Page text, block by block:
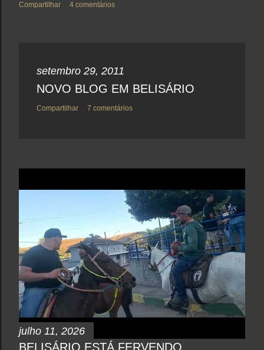
Compartilhar 4 comentários
setembro 29, 2011
NOVO BLOG EM BELISÁRIO
Compartilhar 7 comentários
julho 11, 2026
BELISÁRIO ESTÁ FERVENDO